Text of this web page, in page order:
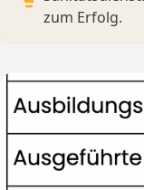
zum Erfolg.